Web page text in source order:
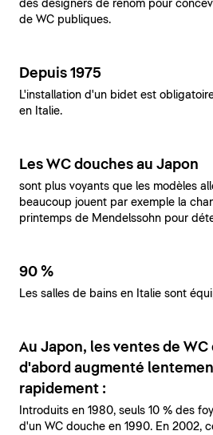
des designers de renom pour
de WC publiques.
Depuis 1975
L'installation d'un bidet est
en Italie.
Les WC douches au Japon
sont plus voyants que les modèles
beaucoup jouent par exemple la
printemps de Mendelssohn pour
90 %
Les salles de bains en Italie sont
Au Japon, les ventes de
d'abord augmenté
rapidement :
Introduits en 1980, seuls 10 % des
d'un WC douche en 1990. En 2002,